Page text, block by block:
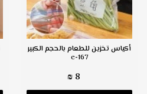
أكياس تخزين للطعام بالحجم الكبير
c-167
8 ₪